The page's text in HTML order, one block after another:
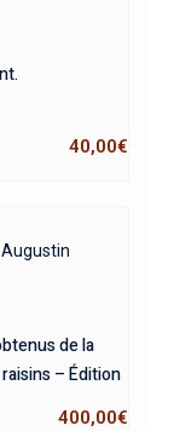
40,00€
Augustin
de la
– Édition
400,00€